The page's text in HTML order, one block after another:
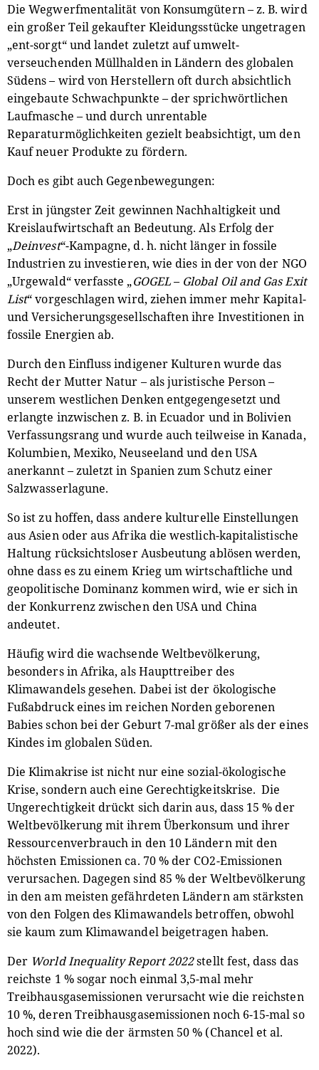
Die Wegwerfmentalität von Konsumgütern – z. B. wird
ein großer Teil gekaufter Kleidungsstücke ungetragen
„ent-sorgt“ und landet zuletzt auf umwelt-
verseuchenden Müllhalden in Ländern des globalen
Südens – wird von Herstellern oft durch absichtlich
eingebaute Schwachpunkte – der sprichwörtlichen
Laufmasche – und durch unrentable
Reparaturmöglichkeiten gezielt beabsichtigt, um den
Kauf neuer Produkte zu fördern.
Doch es gibt auch Gegenbewegungen:
Erst in jüngster Zeit gewinnen Nachhaltigkeit und
Kreislaufwirtschaft an Bedeutung. Als Erfolg der
„Deinvest“-Kampagne, d. h. nicht länger in fossile
Industrien zu investieren, wie dies in der von der NGO
„Urgewald“ verfasste „GOGEL– Global Oil and Gas Exit
List“ vorgeschlagen wird, ziehen immer mehr Kapital-
und Versicherungsgesellschaften ihre Investitionen in
fossile Energien ab.
Durch den Einfluss indigener Kulturen wurde das
Recht der Mutter Natur – als juristische Person –
unserem westlichen Denken entgegengesetzt und
erlangte inzwischen z. B. in Ecuador und in Bolivien
Verfassungsrang und wurde auch teilweise in Kanada,
Kolumbien, Mexiko, Neuseeland und den USA
anerkannt – zuletzt in Spanien zum Schutz einer
Salzwasserlagune.
So ist zu hoffen, dass andere kulturelle Einstellungen
aus Asien oder aus Afrika die westlich-kapitalistische
Haltung rücksichtsloser Ausbeutung ablösen werden,
ohne dass es zu einem Krieg um wirtschaftliche und
geopolitische Dominanz kommen wird, wie er sich in
der Konkurrenz zwischen den USA und China
andeutet.
Häufig wird die wachsende Weltbevölkerung,
besonders in Afrika, als Haupttreiber des
Klimawandels gesehen. Dabei ist der ökologische
Fußabdruck eines im reichen Norden geborenen
Babies schon bei der Geburt 7-mal größer als der eines
Kindes im globalen Süden.
Die Klimakrise ist nicht nur eine sozial-ökologische
Krise, sondern auch eine Gerechtigkeitskrise. Die
Ungerechtigkeit drückt sich darin aus, dass 15 % der
Weltbevölkerung mit ihrem Überkonsum und ihrer
Ressourcenverbrauch in den 10 Ländern mit den
höchsten Emissionen ca. 70 % der CO2-Emissionen
verursachen. Dagegen sind 85 % der Weltbevölkerung
in den am meisten gefährdeten Ländern am stärksten
von den Folgen des Klimawandels betroffen, obwohl
sie kaum zum Klimawandel beigetragen haben.
Der World Inequality Report 2022stellt fest, dass das
reichste 1 % sogar noch einmal 3,5-mal mehr
Treibhausgasemissionen verursacht wie die reichsten
10 %, deren Treibhausgasemissionen noch 6-15-mal so
hoch sind wie die der ärmsten 50 % (Chancel et al.
2022).